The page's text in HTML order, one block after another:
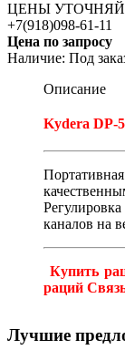
ЦЕНЫ
+7(918)098-61-11
Цена по запросу
Наличие: Под
Описание
Kydera DP-
каналов на
Купить
раций
Лучшие